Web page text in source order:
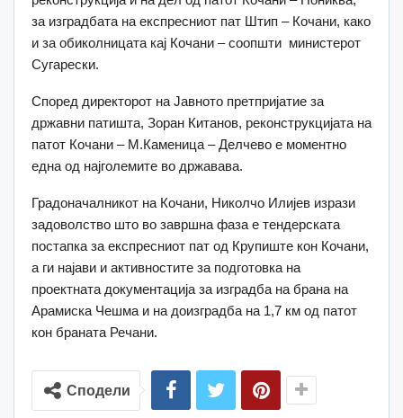
за изградбата на експресниот пат Штип – Кочани, како
и за обиколницата кај Кочани – соопшти министерот
Сугарески.
Според директорот на Јавното претпријатие за
државни патишта, Зоран Китанов, реконструкцијата на
патот Кочани – М.Каменица – Делчево е моментно
една од најголемите во државава.
Градоначалникот на Кочани, Николчо Илијев изрази
задоволство што во завршна фаза е тендерската
постапка за експресниот пат од Крупиште кон Кочани,
а ги најави и активностите за подготовка на
проектната документација за изградба на брана на
Арамиска Чешма и на доизградба на 1,7 км од патот
кон браната Речани.
Сподели